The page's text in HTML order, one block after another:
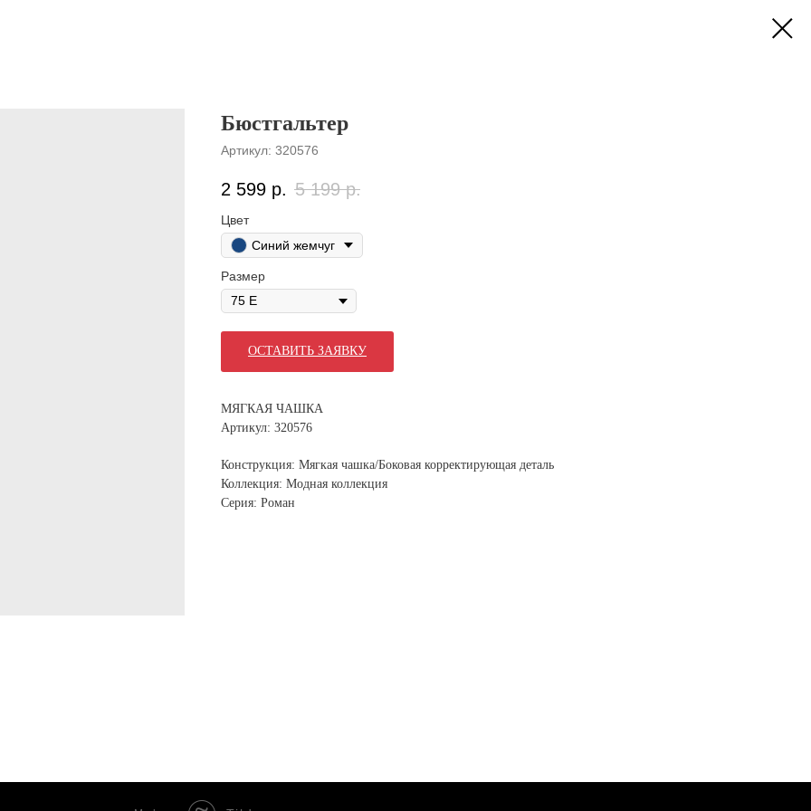
Бюстгальтер
Артикул: 320576
2 599 р. 5 199 р.
Цвет
Синий жемчуг
Размер
ОСТАВИТЬ ЗАЯВКУ
МЯГКАЯ ЧАШКА
Артикул: 320576
Конструкция: Мягкая чашка/Боковая корректирующая деталь
Коллекция: Модная коллекция
Серия: Роман